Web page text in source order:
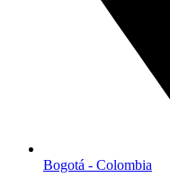
Bogotá - Colombia